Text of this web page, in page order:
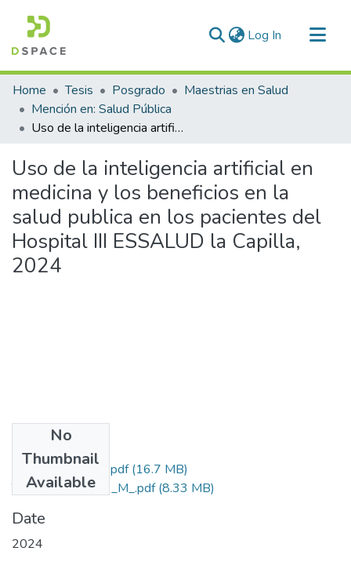
Log In (current)
Communities & Collections
All of DSpace
Statistics
Home Tesis Posgrado
Maestrias en Salud
Mención en: Salud Pública
Uso de la inteligencia artificial en medicina y los beneficios en la salud publica en los pacientes del Hospital III ESSALUD la Capilla, 2024
Uso de la inteligencia artificial en
medicina y los beneficios en la
salud publica en los pacientes del
Hospital III ESSALUD la Capilla,
2024
No
Thumbnail
Available
Grado Similitud.pdf(16.7 MB)
T036_72801229_M_.pdf(8.33 MB)
Date
2024